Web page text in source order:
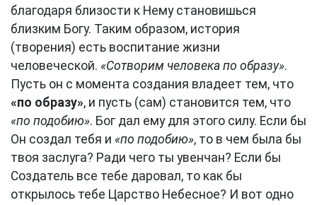
благодаря близости к Нему становишься
близким Богу. Таким образом, история
(творения) есть воспитание жизни
человеческой. «Сотворим человека по образу».
Пусть он с момента создания владеет тем, что
«по образу», и пусть (сам) становится тем, что
«по подобию». Бог дал ему для этого силу. Если бы
Он создал тебя и «по подобию», то в чем была бы
твоя заслуга? Ради чего ты увенчан? Если бы
Создатель все тебе даровал, то как бы
открылось тебе Царство Небесное? И вот одно